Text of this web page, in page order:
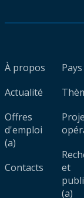
À propos
Actualité
Offres
d'emploi
(a)
Contacts
Pays
et
(a)